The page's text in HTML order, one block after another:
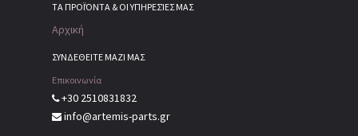
ΤΑ ΠΡΟΪΌΝΤΑ & ΟΙ ΥΠΗΡΕΣΊΕΣ ΜΑΣ
Αρχική
ΣΥΝΔΕΘΕΙΤΕ ΜΑΖΙ ΜΑΣ
Επικοινωνία
+30 2510831832
info@artemis-parts.gr